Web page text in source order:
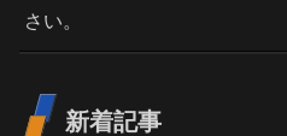
さい。
新着記事